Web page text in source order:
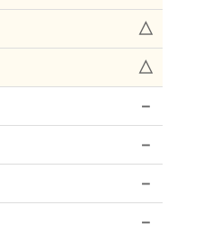
△
△
－
－
－
－